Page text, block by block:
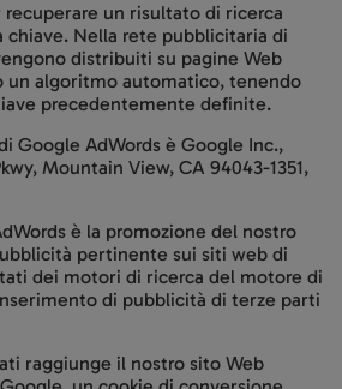
un risultato di ricerca
chiave. Nella rete pubblicitaria di
distribuiti su pagine Web
un algoritmo automatico, tenendo
precedentemente definite.
Google AdWords è Google Inc.,
Mountain View, CA 94043-1351,
è la promozione del nostro
pertinente sui siti web di
dei motori di ricerca del motore di
di pubblicità di terze parti
raggiunge il nostro sito Web